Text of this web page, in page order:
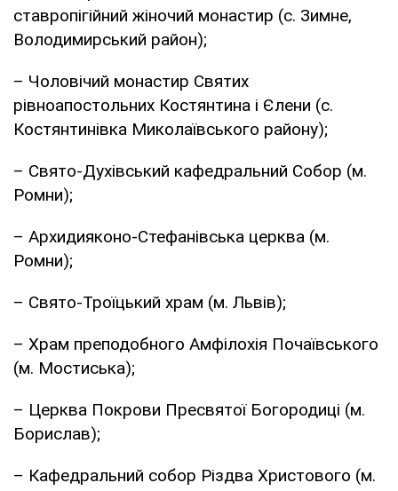
ставропігійний жіночий монастир (с. Зимне,
Володимирський район);
– Чоловічий монастир Святих
рівноапостольних Костянтина і Єлени (с.
Костянтинівка Миколаївського району);
– Свято-Духівський кафедральний Собор (м.
Ромни);
– Архидияконо-Стефанівська церква (м.
Ромни);
– Свято-Троїцький храм (м. Львів);
– Храм преподобного Амфілохія Почаївського
(м. Мостиська);
– Церква Покрови Пресвятої Богородиці (м.
Борислав);
– Кафедральний собор Різдва Христового (м.